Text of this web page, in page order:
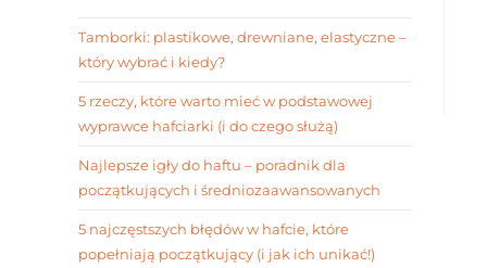
Tamborki: plastikowe, drewniane, elastyczne –
który wybrać i kiedy?
5 rzeczy, które warto mieć w podstawowej
wyprawce hafciarki (i do czego służą)
Najlepsze igły do haftu – poradnik dla
początkujących i średniozaawansowanych
5 najczęstszych błędów w hafcie, które
popełniają początkujący (i jak ich unikać!)